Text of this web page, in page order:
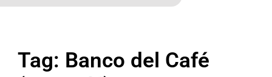
Tag: Banco del Café